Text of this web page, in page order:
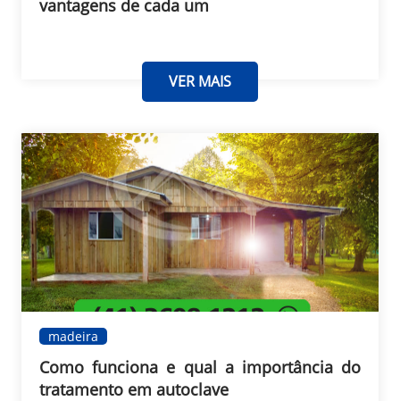
vantagens de cada um
VER MAIS
madeira
Como funciona e qual a importância do
tratamento em autoclave